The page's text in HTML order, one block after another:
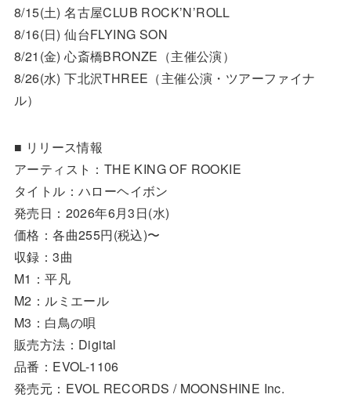
8/15(土) 名古屋CLUB ROCK’N’ROLL
8/16(日) 仙台FLYING SON
8/21(金) 心斎橋BRONZE（主催公演）
8/26(水) 下北沢THREE（主催公演・ツアーファイナ
ル）
■ リリース情報
アーティスト：THE KING OF ROOKIE
タイトル：ハローヘイボン
発売日：2026年6月3日(水)
価格：各曲255円(税込)〜
収録：3曲
M1：平凡
M2：ルミエール
M3：白鳥の唄
販売方法：Digital
品番：EVOL-1106
発売元：EVOL RECORDS / MOONSHINE Inc.